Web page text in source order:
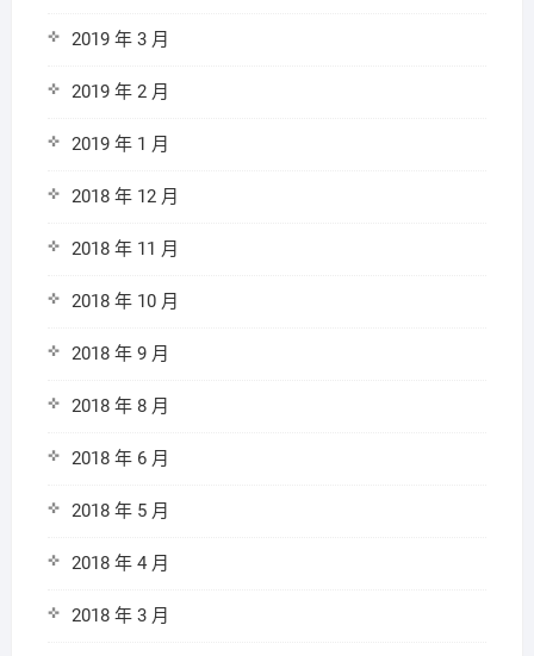
2019 年 3 月
2019 年 2 月
2019 年 1 月
2018 年 12 月
2018 年 11 月
2018 年 10 月
2018 年 9 月
2018 年 8 月
2018 年 6 月
2018 年 5 月
2018 年 4 月
2018 年 3 月